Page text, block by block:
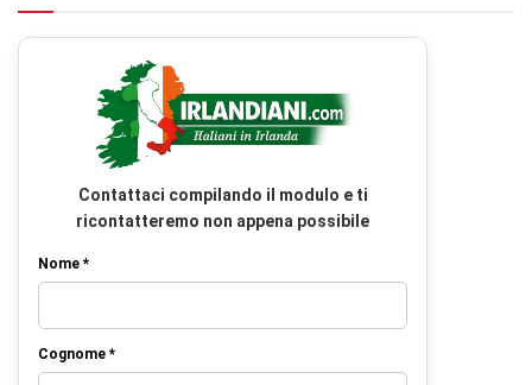
Contattaci compilando il modulo e ti
ricontatteremo non appena possibile
Nome *
Cognome *